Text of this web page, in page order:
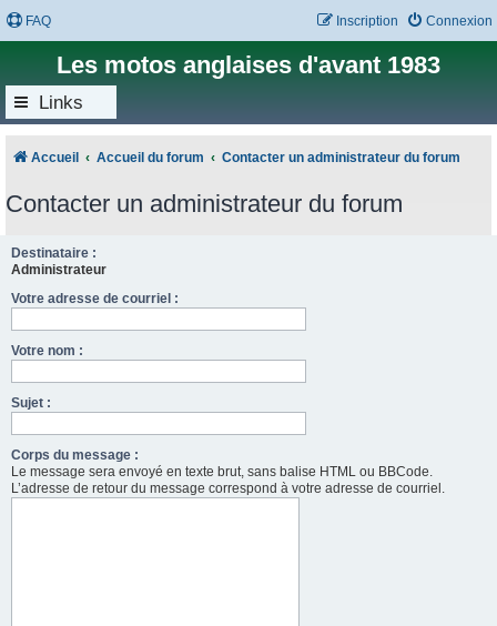
FAQ Connexion
Inscription
Les motos anglaises d'avant 1983
Links
Accueil Accueil du forum Contacter un administrateur du forum
Contacter un administrateur du forum
Destinataire :
Administrateur
Votre adresse de courriel :
Votre nom :
Sujet :
Corps du message :
Le message sera envoyé en texte brut, sans balise HTML ou BBCode.
L’adresse de retour du message correspond à votre adresse de courriel.